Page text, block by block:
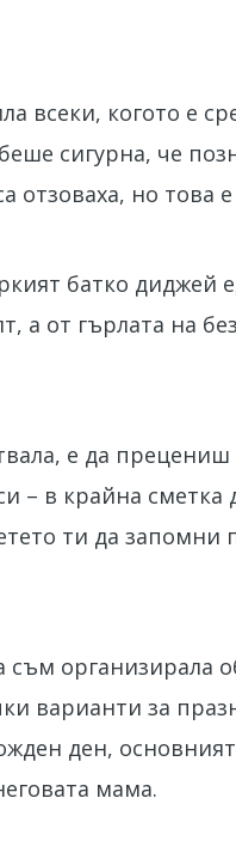
всеки, когото е
сигурна, че
отзоваха, но това
батко диджей
а от гърлата на
е да
– в крайна
ти да запомни
съм организирала
варианти за
ден,
мама.